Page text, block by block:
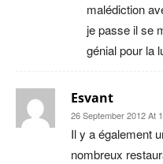
malédiction
je passe il se
génial pour la
Esvant
26 September 2012 At
Il y a également
nombreux